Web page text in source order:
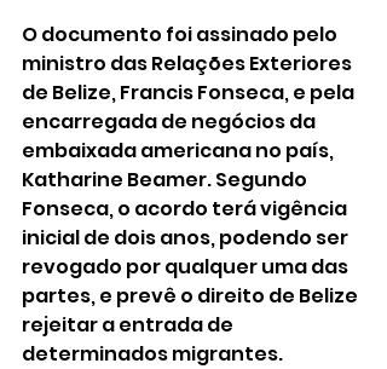
O documento foi assinado pelo
ministro das Relações Exteriores
de Belize, Francis Fonseca, e pela
encarregada de negócios da
embaixada americana no país,
Katharine Beamer. Segundo
Fonseca, o acordo terá vigência
inicial de dois anos, podendo ser
revogado por qualquer uma das
partes, e prevê o direito de Belize
rejeitar a entrada de
determinados migrantes.